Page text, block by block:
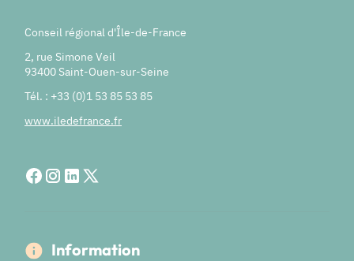
Conseil régional d'Île-de-France
2, rue Simone Veil
93400 Saint-Ouen-sur-Seine
Tél. : +33 (0)1 53 85 53 85
www.iledefrance.fr
Information